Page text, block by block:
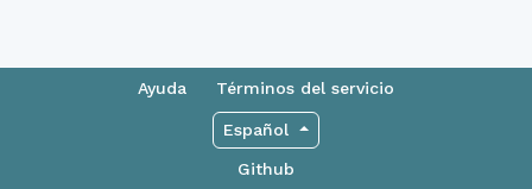
Ayuda Términos del servicio
Español
Github